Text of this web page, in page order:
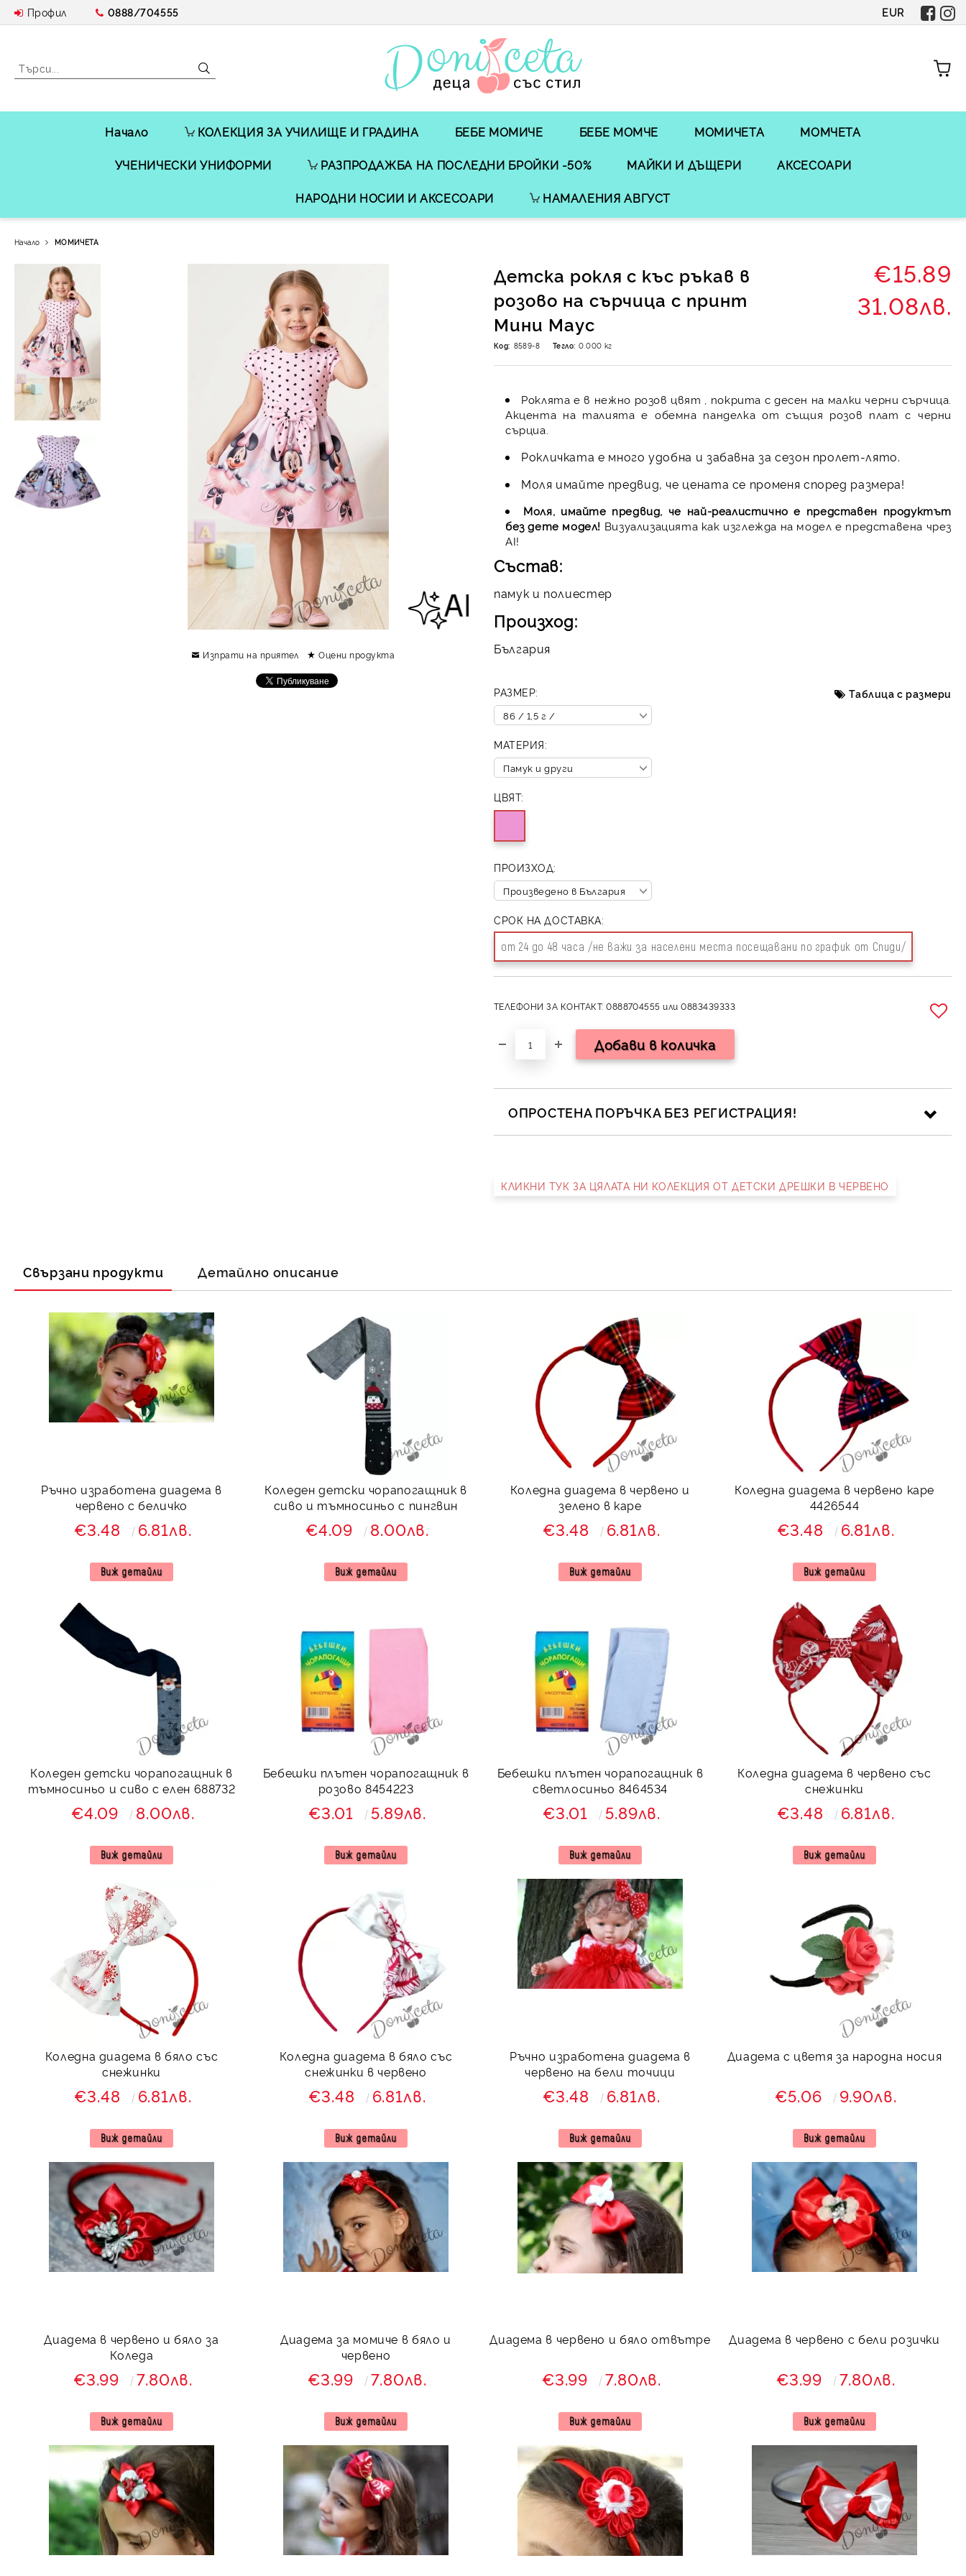
Профил 0888/704555 EUR
Начало КОЛЕКЦИЯ ЗА УЧИЛИЩЕ И ГРАДИНА БЕБЕ МОМИЧЕ БЕБЕ МОМЧЕ МОМИЧЕТА МОМЧЕТА
УЧЕНИЧЕСКИ УНИФОРМИ РАЗПРОДАЖБА НА ПОСЛЕДНИ БРОЙКИ -50% МАЙКИ И ДЪЩЕРИ АКСЕСОАРИ
НАРОДНИ НОСИИ И АКСЕСОАРИ НАМАЛЕНИЯ АВГУСТ
Начало МОМИЧЕТА
Детска рокля с къс ръкав в
розово на сърчица с принт
Мини Маус
€15.89
31.08лв.
Код: 8589-8 Тегло: 0.000 кг
Роклята е в нежно розов цвят , покрита с десен на малки черни сърчица.
Акцента на талията е обемна панделка от същия розов плат с черни
сърциа.
Рокличката е много удобна и забавна за сезон пролет-лято.
Моля имайте предвид, че цената се променя според размера!
Моля, имайте предвид, че най-реалистично е представен продуктът
без дете модел! Визуализацията как изглежда на модел е представена чрез
AI!
Състав:
памук и полиестер
Произход:
България
РАЗМЕР: Таблица с размери
МАТЕРИЯ:
ЦВЯТ:
ПРОИЗХОД:
СРОК НА ДОСТАВКА:
от 24 до 48 часа /не важи за населени места посещавани по график от Спиди/
ТЕЛЕФОНИ ЗА КОНТАКТ: 0888704555 или 0883439333
ОПРОСТЕНА ПОРЪЧКА БЕЗ РЕГИСТРАЦИЯ!
Съгласен съм сПолитика за личните данни
КЛИКНИ ТУК ЗА ЦЯЛАТА НИ КОЛЕКЦИЯ ОТ ДЕТСКИ ДРЕШКИ В ЧЕРВЕНО
Изпрати на приятел Оцени продукта
Свързани продукти Детайлно описание
Ръчно изработена диадема в
червено с беличко
€3.48 6.81лв.
Виж детайли
Коледен детски чорапогащник в
сиво и тъмносиньо с пингвин
€4.09 8.00лв.
Виж детайли
Коледна диадема в червено и
зелено в каре
€3.48 6.81лв.
Виж детайли
Коледна диадема в червено каре
4426544
€3.48 6.81лв.
Виж детайли
Коледен детски чорапогащник в
тъмносиньо и сиво с елен 688732
€4.09 8.00лв.
Виж детайли
Бебешки плътен чорапогащник в
розово 8454223
€3.01 5.89лв.
Виж детайли
Бебешки плътен чорапогащник в
светлосиньо 8464534
€3.01 5.89лв.
Виж детайли
Коледна диадема в червено със
снежинки
€3.48 6.81лв.
Виж детайли
Коледна диадема в бяло със
снежинки
€3.48 6.81лв.
Виж детайли
Коледна диадема в бяло със
снежинки в червено
€3.48 6.81лв.
Виж детайли
Ръчно изработена диадема в
червено на бели точици
€3.48 6.81лв.
Виж детайли
Диадема с цветя за народна носия
€5.06 9.90лв.
Виж детайли
Диадема в червено и бяло за
Коледа
€3.99 7.80лв.
Виж детайли
Диадема за момиче в бяло и
червено
€3.99 7.80лв.
Виж детайли
Диадема в червено и бяло отвътре
€3.99 7.80лв.
Виж детайли
Диадема в червено с бели розички
€3.99 7.80лв.
Виж детайли